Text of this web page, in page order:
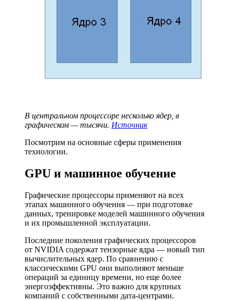
В центральном процессоре несколько ядер, в
графическом — тысячи. Источник
Посмотрим на основные сферы применения
технологии.
GPU и машинное обучение
Графические процессоры применяют на всех
этапах машинного обучения — при подготовке
данных, тренировке моделей машинного обучения
и их промышленной эксплуатации.
Последние поколения графических процессоров
от NVIDIA содержат тензорные ядра — новый тип
вычислительных ядер. По сравнению с
классическими GPU они выполняют меньше
операций за единицу времени, но еще более
энергоэффективны. Это важно для крупных
компаний с собственными дата-центрами.